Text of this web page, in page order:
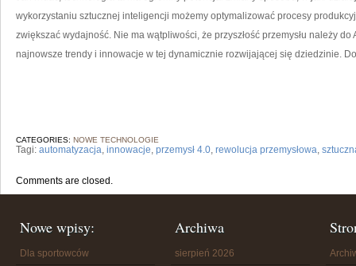
‍wykorzystaniu sztucznej inteligencji możemy optymalizować procesy
zwiększać wydajność. ‌Nie ma wątpliwości, że przyszłość przemysłu należy
najnowsze trendy i ‍innowacje w tej​ dynamicznie rozwijającej się dziedzinie.
CATEGORIES: NOWE TECHNOLOGIE
Tagi: automatyzacja, innowacje, przemysł 4.0, rewolucja przemysłowa,
Comments are closed.
Nowe wpisy:
Dla sportowców
Archiwa
sierpień 2026